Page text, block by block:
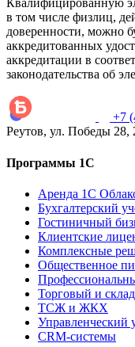
Квалифицированную
в том числе физлиц,
доверенности, можно
аккредитованных
аккредитации в
законодательства об
+7
Реутов, ул. Победы 28,
Программы 1С
Аренда 1С
Бухгалтерский
Гостиничный
Клиентские
Комплексные
Общественное
Торговый и
ТСЖ и ЖКХ
Управленческий
CRM-системы